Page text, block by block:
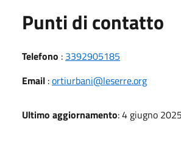
Punti di contatto
Telefono : 3392905185
Email :ortiurbani@leserre.org
Ultimo aggiornamento: 4 giugno